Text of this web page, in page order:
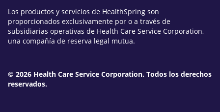
Los productos y servicios de HealthSpring son
proporcionados exclusivamente por o a través de
subsidiarias operativas de Health Care Service Corporation,
una compañía de reserva legal mutua.
© 2026 Health Care Service Corporation. Todos los derechos
reservados.